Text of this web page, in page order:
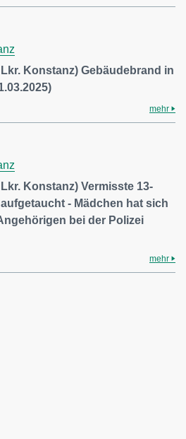
Konstanz) Gebäudebrand in
mehr
Konstanz) Vermisste 13-
- Mädchen hat sich
bei der Polizei
mehr